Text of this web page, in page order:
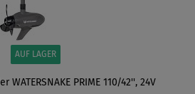
AUF LAGER
WATERSNAKE PRIME 110/42'', 24V